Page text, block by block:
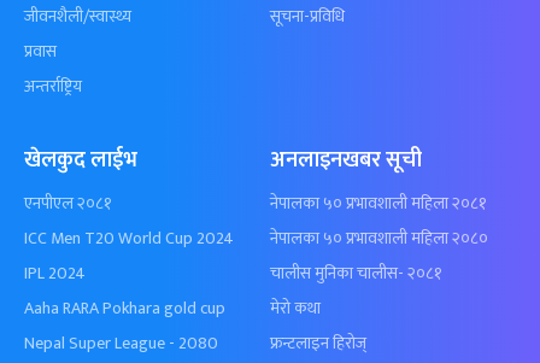
जीवनशैली/स्वास्थ्य
प्रवास
अन्तर्राष्ट्रिय
सूचना-प्रविधि
खेलकुद लाईभ
एनपीएल २०८१
ICC Men T20 World Cup 2024
IPL 2024
Aaha RARA Pokhara gold cup
Nepal Super League - 2080
अनलाइनखबर सूची
नेपालका ५० प्रभावशाली महिला २०८१
नेपालका ५० प्रभावशाली महिला २०८०
चालीस मुनिका चालीस- २०८१
मेरो कथा
फ्रन्टलाइन हिरोज्